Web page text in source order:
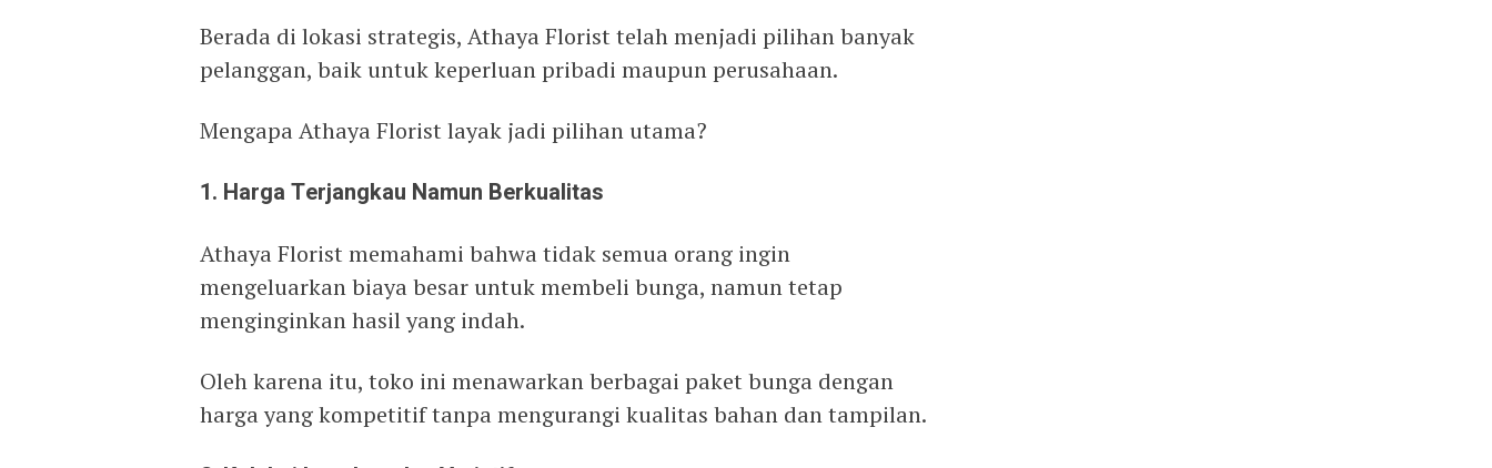
Berada di lokasi strategis, Athaya Florist telah menjadi pilihan banyak
pelanggan, baik untuk keperluan pribadi maupun perusahaan.
Mengapa Athaya Florist layak jadi pilihan utama?
1. Harga Terjangkau Namun Berkualitas
Athaya Florist memahami bahwa tidak semua orang ingin
mengeluarkan biaya besar untuk membeli bunga, namun tetap
menginginkan hasil yang indah.
Oleh karena itu, toko ini menawarkan berbagai paket bunga dengan
harga yang kompetitif tanpa mengurangi kualitas bahan dan tampilan.